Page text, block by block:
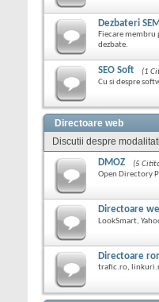
Dezbateri SEM
Fiecare membru
dezbate.
SEO Soft
(1
Cu si despre
Directoare web
Discutii despre
DMOZ
(5
Open Directory
Directoare
LookSmart,
Directoare
trafic.ro,